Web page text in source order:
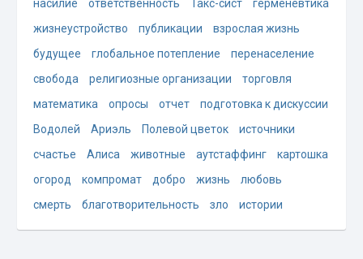
насилие
ответственность Такс-сист
герменевтика
жизнеустройство
публикации
взрослая жизнь
будущее
глобальное потепление
перенаселение
свобода
религиозные организации
торговля
математика
опросы отчет
подготовка к дискуссии
Водолей
Ариэль Полевой цветок
источники
счастье
Алиса животные аутстаффинг
картошка
огород
компромат добро жизнь
любовь
смерть
благотворительность зло истории